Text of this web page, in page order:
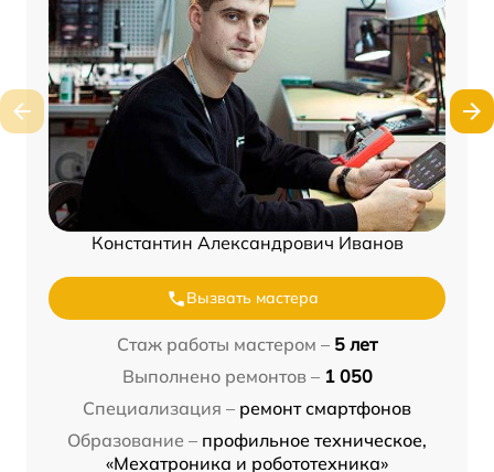
Константин Александрович Иванов
Вызвать мастера
Стаж работы мастером – 5 лет
Выполнено ремонтов – 1 050
Специализация – ремонт смартфонов
Образование – профильное техническое,
«Мехатроника и робототехника»